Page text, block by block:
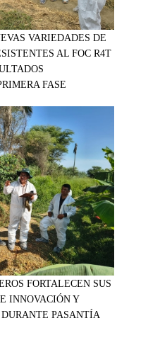
VARIEDADES DE
AL FOC R4T
FASE
FORTALECEN SUS
INNOVACIÓN Y
PASANTÍA